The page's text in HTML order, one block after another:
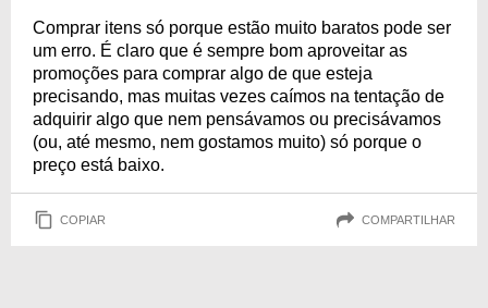
Comprar itens só porque estão muito baratos pode ser
um erro. É claro que é sempre bom aproveitar as
promoções para comprar algo de que esteja
precisando, mas muitas vezes caímos na tentação de
adquirir algo que nem pensávamos ou precisávamos
(ou, até mesmo, nem gostamos muito) só porque o
preço está baixo.
COPIAR COMPARTILHAR